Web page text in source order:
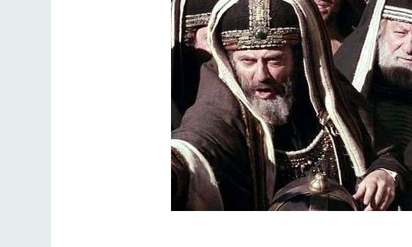
Разлуки не будет
Фредерика де Грааф
Как найти своё место в
Кирилл